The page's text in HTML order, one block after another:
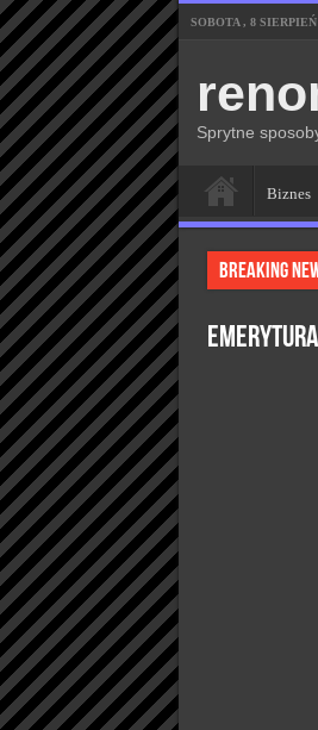
SOBOTA , 8 SIERPIEŃ
Sprytne
Biznes
Breaking